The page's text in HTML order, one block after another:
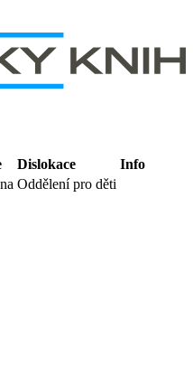
Dislokace
Info
Oddělení pro děti